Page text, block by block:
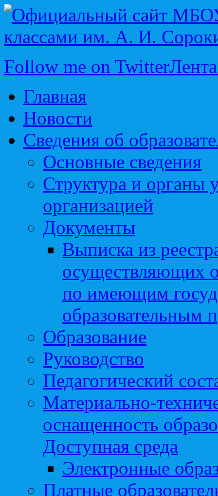
Follow me on Twitter
Главная
Новости
Сведения об
Основные сведения
Структура и органы
организацией
Документы
Выписка из
осуществляющих
по имеющим
образовательным
Образование
Руководство
Педагогический
Материально-
оснащенность
Доступная среда
Электронные
Платные